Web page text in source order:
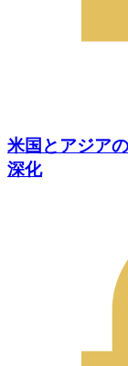
米国とアジア
深化